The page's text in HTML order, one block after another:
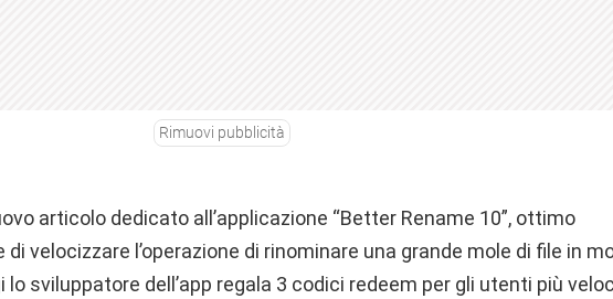
Rimuovi pubblicità
articolo dedicato all’applicazione “Better Rename 10”, ottimo
velocizzare l’operazione di rinominare una grande mole di file in
lo sviluppatore dell’app regala 3 codici redeem per gli utenti più